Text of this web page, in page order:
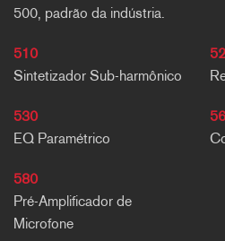
500, padrão da indústria.
510
Sintetizador Sub-harmônico
530
EQ Paramétrico
580
Pré-Amplificador de
Microfone